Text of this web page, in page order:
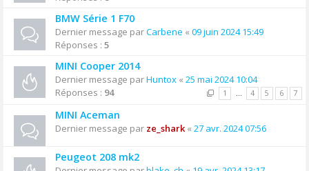
BMW Série 1 F70
Dernier message parCarbene « 09 juin 2024 15:49
Réponses : 5
MINI Cooper 2014
Dernier message parHuntox « 25 mai 2024 10:04
Réponses : 94 1 … 4 5 6 7
MINI Aceman
Dernier message par ze_shark« 27 avr. 2024 07:56
Peugeot 208 mk2